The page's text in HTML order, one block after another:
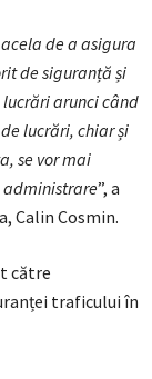
de a asigura
de siguranță și
arunci când
lucrări, chiar și
se vor mai
administrare”, a
Calin Cosmin.
către
traficului în